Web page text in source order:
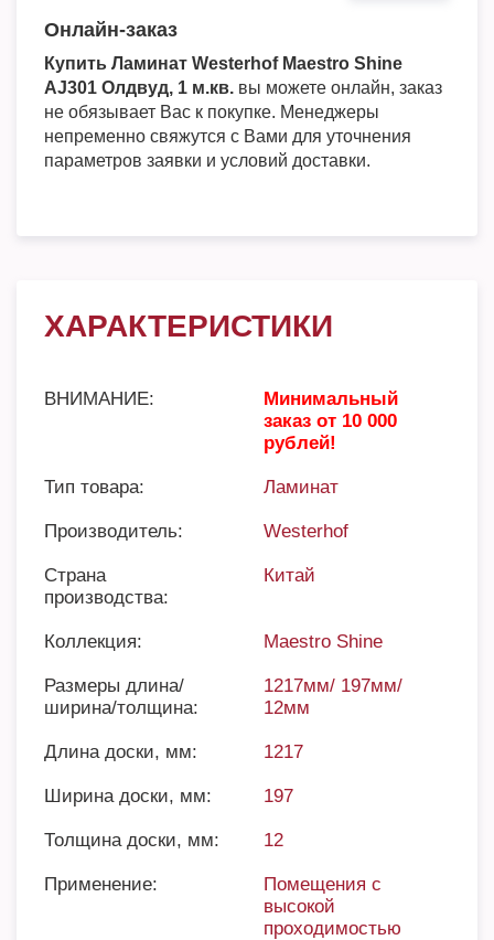
Онлайн-заказ
Купить Ламинат Westerhof Maestro Shine
AJ301 Олдвуд, 1 м.кв. вы можете онлайн, заказ
не обязывает Вас к покупке. Менеджеры
непременно свяжутся с Вами для уточнения
параметров заявки и условий доставки.
ХАРАКТЕРИСТИКИ
ВНИМАНИЕ:
Минимальный
заказ от 10 000
рублей!
Тип товара: Ламинат
Производитель: Westerhof
Страна
производства:
Китай
Коллекция: Maestro Shine
Размеры длина/
ширина/толщина:
1217мм/ 197мм/
12мм
Длина доски, мм: 1217
Ширина доски, мм: 197
Толщина доски, мм: 12
Применение:
Помещения с
высокой
проходимостью